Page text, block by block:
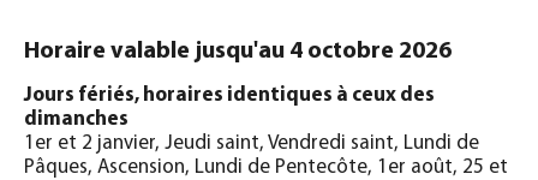
Horaire valable jusqu'au 4 octobre 2026
Jours fériés, horaires identiques à ceux des
dimanches
1er et 2 janvier, Jeudi saint, Vendredi saint, Lundi de
Pâques, Ascension, Lundi de Pentecôte, 1er août, 25 et